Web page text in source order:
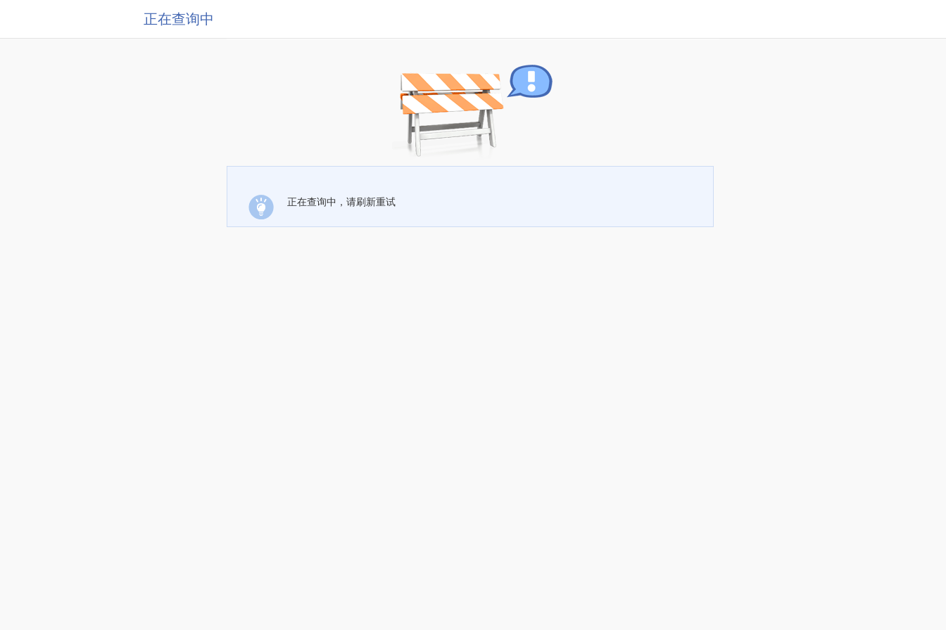
正在查询中
正在查询中，请刷新重试